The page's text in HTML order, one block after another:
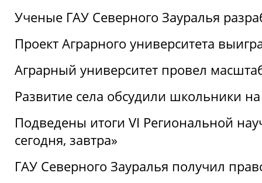
Ученые ГАУ Северного Зауралья
Проект Аграрного университета
Аграрный университет провел
Развитие села обсудили школьники
Подведены итоги VI Региональной
сегодня, завтра»
ГАУ Северного Зауралья получил